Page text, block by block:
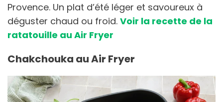
Provence. Un plat d’été léger et savoureux à
déguster chaud ou froid. Voir la recette de la
ratatouille au Air Fryer
Chakchouka au Air Fryer